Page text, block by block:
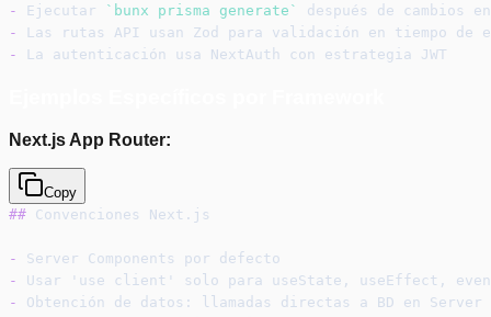
- Ejecutar `bunx prisma generate`
después de cambios
-
Las rutas API usan Zod para validación en tiempo de
-
La autenticación usa NextAuth con estrategia JWT
Next.js App Router:
Copy
## Convenciones Next.js
-
Server Components por defecto
-
Usar 'use client' solo para useState, useEffect,
-
Obtención de datos: llamadas directas a BD en Server